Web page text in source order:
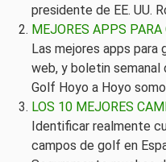
presidente de EE. UU.
MEJORES APPS
Las mejores apps
web, y boletin semanal
Golf Hoyo a Hoyo
LOS 10 MEJORES
Identificar realmente
campos de golf en